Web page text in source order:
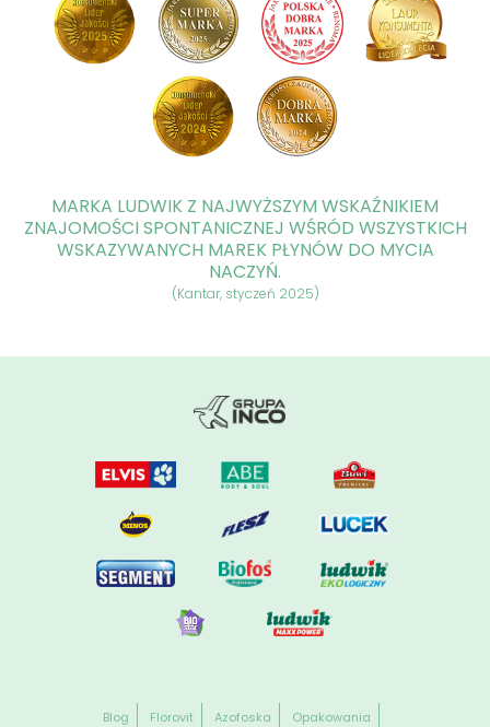
MARKA LUDWIK Z NAJWYŻSZYM WSKAŹNIKIEM
ZNAJOMOŚCI SPONTANICZNEJ WŚRÓD WSZYSTKICH
WSKAZYWANYCH MAREK PŁYNÓW DO MYCIA
NACZYŃ.
(Kantar, styczeń 2025)
Blog Florovit Azofoska Opakowania